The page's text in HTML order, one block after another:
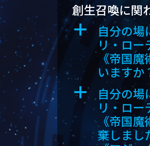
創生召喚に関
a
自分の場
リ・ロー
《帝国
いますか
a
自分の場
リ・ロー
《帝国
棄しまし